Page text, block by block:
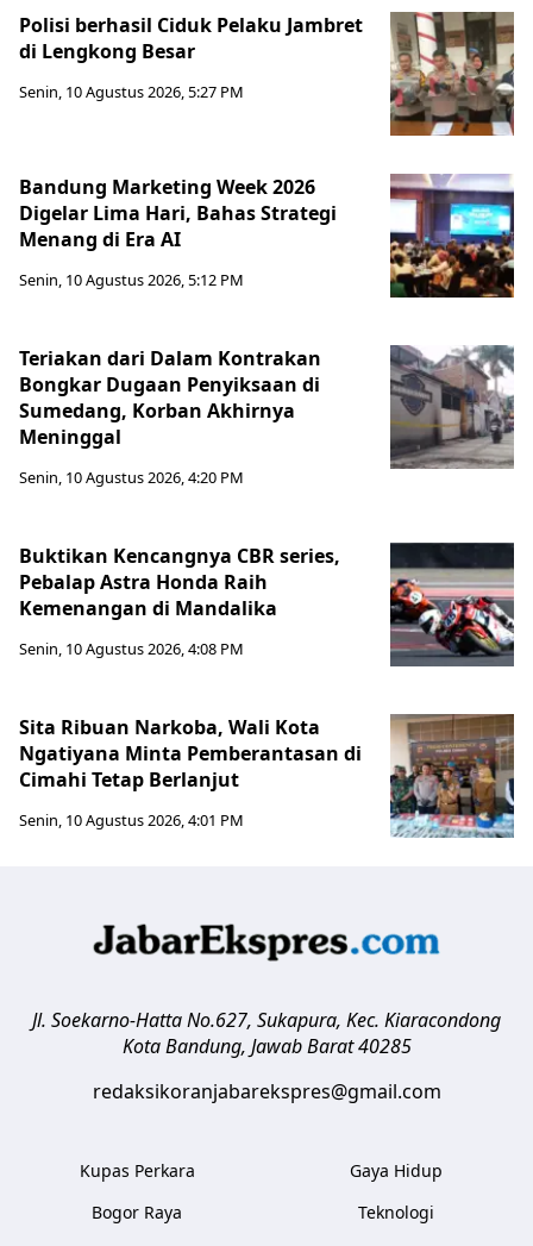
Polisi berhasil Ciduk Pelaku Jambret
di Lengkong Besar
Senin, 10 Agustus 2026, 5:27 PM
Bandung Marketing Week 2026
Digelar Lima Hari, Bahas Strategi
Menang di Era AI
Senin, 10 Agustus 2026, 5:12 PM
Teriakan dari Dalam Kontrakan
Bongkar Dugaan Penyiksaan di
Sumedang, Korban Akhirnya
Meninggal
Senin, 10 Agustus 2026, 4:20 PM
Buktikan Kencangnya CBR series,
Pebalap Astra Honda Raih
Kemenangan di Mandalika
Senin, 10 Agustus 2026, 4:08 PM
Sita Ribuan Narkoba, Wali Kota
Ngatiyana Minta Pemberantasan di
Cimahi Tetap Berlanjut
Senin, 10 Agustus 2026, 4:01 PM
Jl. Soekarno-Hatta No.627, Sukapura, Kec. Kiaracondong
Kota Bandung, Jawab Barat 40285
redaksikoranjabarekspres@gmail.com
Kupas Perkara
Bogor Raya
Gaya Hidup
Teknologi